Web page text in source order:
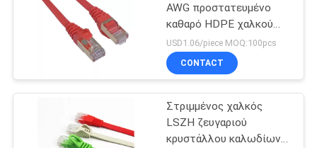
Καλώδιο MPO MTP
12
AWG προστατευμένο
καθαρό HDPE χαλκού
καλωδίων Cat6 AOC
CAT7
USD1.06/piece MOQ:100pcs
CONTACT
Στριμμένος χαλκός
LSZH ζευγαριού
κρυστάλλου καλωδίων